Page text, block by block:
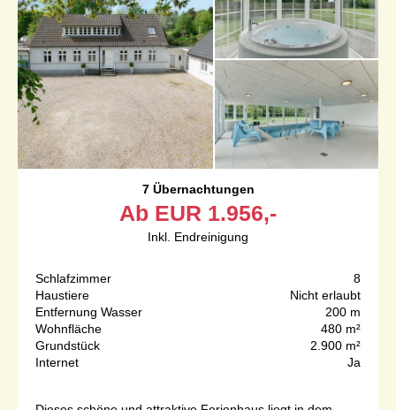
7 Übernachtungen
Ab EUR 1.956,-
Inkl. Endreinigung
Schlafzimmer
8
Haustiere
Nicht erlaubt
Entfernung Wasser
200 m
Wohnfläche
480 m²
Grundstück
2.900 m²
Internet
Ja